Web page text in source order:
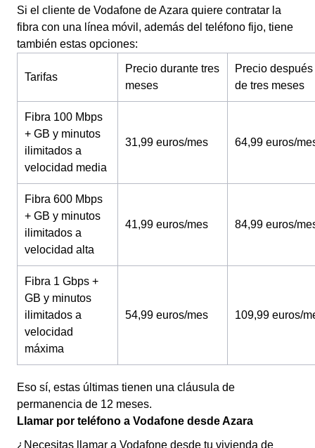
Si el cliente de Vodafone de Azara quiere contratar la
fibra con una línea móvil, además del teléfono fijo, tiene
también estas opciones:
Tarifas
Precio durante tres
meses
Precio después
de tres meses
Fibra 100 Mbps
+ GB y minutos
ilimitados a
velocidad media
31,99 euros/mes 64,99 euros/
Fibra 600 Mbps
+ GB y minutos
ilimitados a
velocidad alta
41,99 euros/mes 84,99 euros/
Fibra 1 Gbps +
GB y minutos
ilimitados a
velocidad
máxima
54,99 euros/mes 109,99 euros/
Eso sí, estas últimas tienen una cláusula de
permanencia de 12 meses.
Llamar por teléfono a Vodafone desde Azara
¿Necesitas llamar a Vodafone desde tu vivienda de